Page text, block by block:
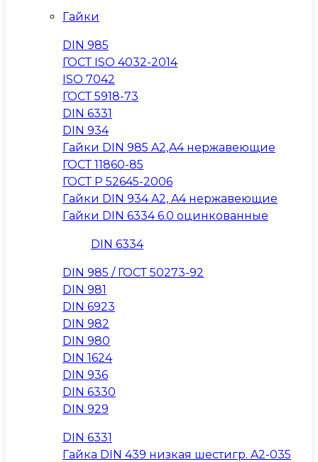
Гайки
DIN 985
ГОСТ ISO 4032-2014
ISO 7042
ГОСТ 5918-73
DIN 6331
DIN 934
Гайки DIN 985 A2,A4 нержавеющие
ГОСТ 11860-85
ГОСТ Р 52645-2006
Гайки DIN 934 A2, A4 нержавеющие
Гайки DIN 6334 6.0 оцинкованные
DIN 6334
DIN 985 / ГОСТ 50273-92
DIN 981
DIN 6923
DIN 982
DIN 980
DIN 1624
DIN 936
DIN 6330
DIN 929
DIN 6331
Гайка DIN 439 низкая шестигр. A2-035